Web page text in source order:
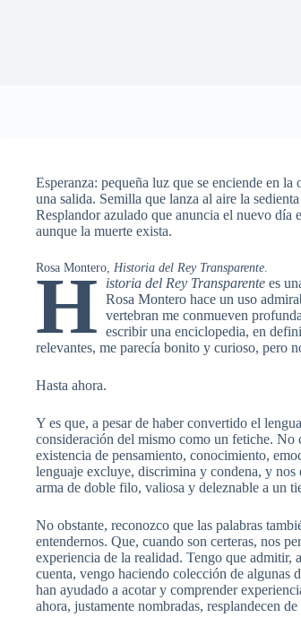
Esperanza: pequeña luz que se enciende en
una salida. Semilla que lanza al aire la
Resplandor azulado que anuncia el nuevo
aunque la muerte exista.
Rosa Montero, Historia del Rey Transparente.
H istoria del Rey Transparentees
Rosa Montero hace un uso
vertebran me conmueven
escribir una enciclopedia, en
relevantes, me parecía bonito y curioso, pero
Hasta ahora.
Y es que, a pesar de haber convertido el
consideración del mismo como un fetiche.
existencia de pensamiento, conocimiento,
lenguaje excluye, discrimina y condena, y nos
arma de doble filo, valiosa y deleznable a un
No obstante, reconozco que las palabras
entendernos. Que, cuando son certeras, nos
experiencia de la realidad. Tengo que admitir,
cuenta, vengo haciendo colección de algunas
han ayudado a acotar y comprender
ahora, justamente nombradas, resplandecen